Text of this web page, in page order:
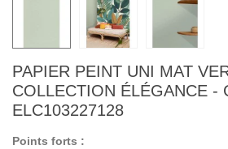
PAPIER PEINT UNI MAT
COLLECTION ÉLÉGANCE -
ELC103227128
Points forts :